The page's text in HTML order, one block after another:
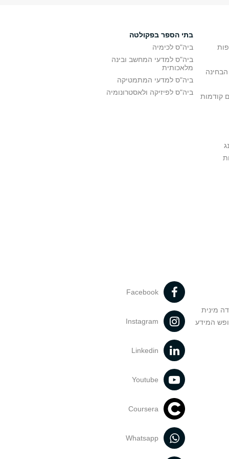
קודמות
בתי הספר בפקולטה
ביה"ס לכימיה
ביה"ס למדעי המחשב ובינה
מלאכותית
ביה"ס למדעי המתמטיקה
ביה"ס לפיזיקה ולאסטרונומיה
מינית
המידע
Facebook
Instagram
Linkedin
Youtube
Coursera
Whatsapp